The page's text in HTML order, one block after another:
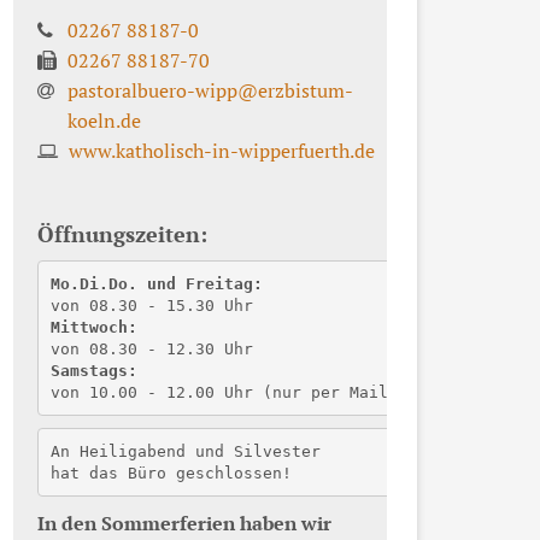
02267 88187-0
02267 88187-70
pastoralbuero-wipp@erzbistum-
koeln.de
www.katholisch-in-wipperfuerth.de
Öffnungszeiten:
Mo.Di.Do. und Freitag:
von 08.30 - 15.30 Uhr
Mittwoch:
von 08.30 - 12.30 Uhr
Samstags:
von 10.00 - 12.00 Uhr (nur per Mail)
An Heiligabend und Silvester
hat das Büro geschlossen!
In den Sommerferien haben wir